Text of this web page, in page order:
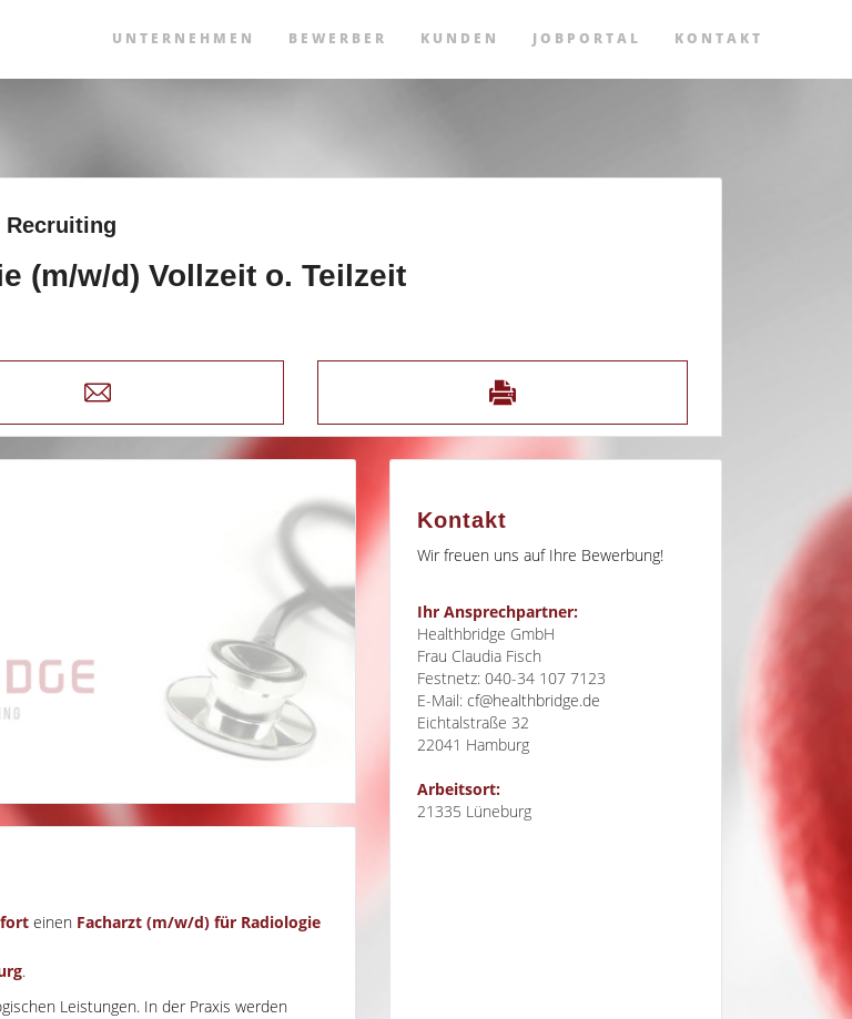
UNTERNEHMEN BEWERBER KUNDEN JOBPORTAL KONTAKT
Recruiting
(m/w/d) Vollzeit o. Teilzeit
einen Facharzt (m/w/d) für Radiologie
.
Leistungen. In der Praxis werden
Kontakt
Wir freuen uns auf Ihre Bewerbung!
Ihr Ansprechpartner:
Healthbridge GmbH
Frau Claudia Fisch
Festnetz: 040-34 107 7123
E-Mail: cf@healthbridge.de
Eichtalstraße 32
22041 Hamburg
Arbeitsort:
21335 Lüneburg